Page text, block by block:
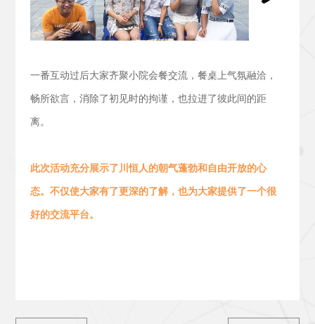
一番互动过后大家齐聚小院会餐交流， 餐桌上气氛融洽，
畅所欲言，消除了初见时的拘谨，也拉进了彼此间的距
离。
此次活动充分展示了川恒人的朝气蓬勃和 自由开放的心
态。 不仅使大家有了更深的了解，也为大家提供了一个很
好的交流平台。